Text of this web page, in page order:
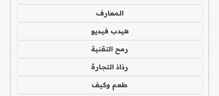
المعارف
هيدب فيديو
رمح التقنية
رذاذ التجارة
طعم وكيف